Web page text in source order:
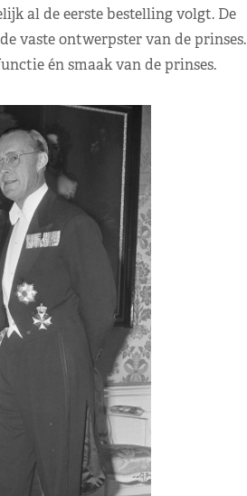
al de eerste bestelling volgt. De
vaste ontwerpster van de prinses.
én smaak van de prinses.